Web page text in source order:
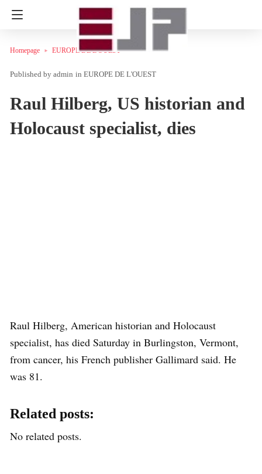
Homepage EUROPE DE L'OUEST
admin in EUROPE DE L'OUEST
Raul Hilberg, US historian and
Holocaust specialist, dies
Raul Hilberg, American historian and Holocaust
specialist, has died Saturday in Burlingston, Vermont,
from cancer, his French publisher Gallimard said. He
was 81.
Related posts:
No related posts.